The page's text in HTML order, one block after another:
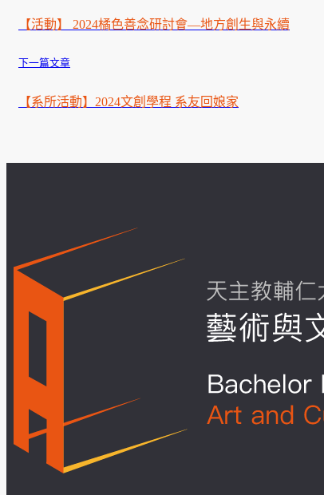
【活動】 2024橘色善念研討會—地方創生與永續
下一篇文章
【系所活動】2024文創學程 系友回娘家